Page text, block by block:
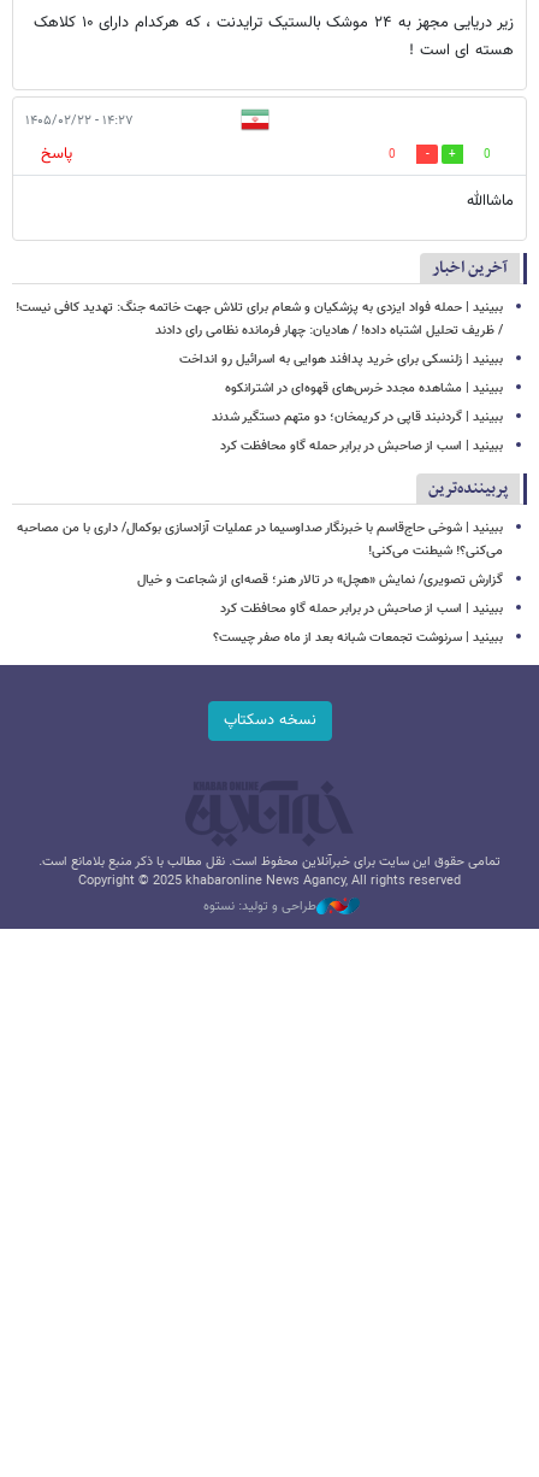
زیر دریایی مجهز به ۲۴ موشک بالستیک ترایدنت ، که هرکدام دارای ۱۰ کلاهک
هسته ای است !
۱۴:۲۷ - ۱۴۰۵/۰۲/۲۲
0
0
پاسخ
ماشاالله
آخرین اخبار
ببینید | حمله فواد ایزدی به پزشکیان و شعام برای تلاش جهت خاتمه جنگ: تهدید کافی نیست!
/ ظریف تحلیل اشتباه داده! / هادیان: چهار فرمانده نظامی رای دادند
ببینید | زلنسکی برای خرید پدافند هوایی به اسرائیل رو انداخت
ببینید | مشاهده مجدد خرس‌های قهوه‌ای در اشترانکوه
ببینید | گردنبند قاپی در کریمخان؛ دو متهم دستگیر شدند
ببینید | اسب از صاحبش در برابر حمله گاو محافظت کرد
پربیننده‌ترین
ببینید | شوخی حاج‌قاسم با خبرنگار صداوسیما در عملیات آزادسازی بوکمال/ داری با من مصاحبه‌
می‌کنی؟! شیطنت می‌کنی!
گزارش تصویری/ نمایش «هچل» در تالار هنر؛ قصه‌ای از شجاعت و خیال
ببینید | اسب از صاحبش در برابر حمله گاو محافظت کرد
ببینید | سرنوشت تجمعات شبانه بعد از ماه صفر چیست؟
نسخه دسکتاپ
تمامی حقوق این سایت برای خبرآنلاین محفوظ است. نقل مطالب با ذکر منبع بلامانع است.
Copyright © 2025 khabaronline News Agancy, All rights reserved
طراحی و تولید: نستوه